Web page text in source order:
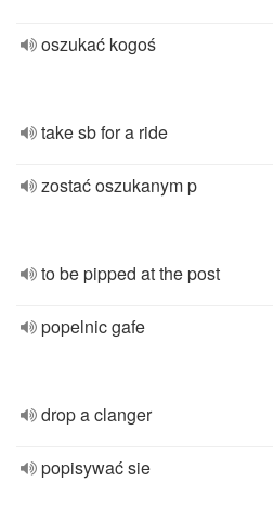
oszukać kogoś
take sb for a ride
zostać oszukanym p
to be pipped at the post
popelnic gafe
drop a clanger
popisywać sie